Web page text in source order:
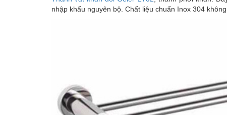
nhập khẩu nguyên bộ. Chất liệu chuẩn Inox 304